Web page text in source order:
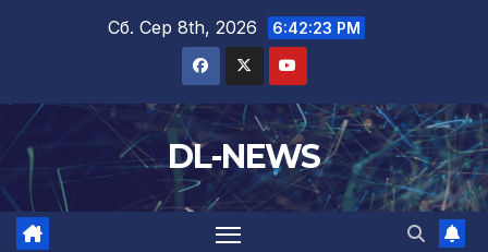
Сб. Сер 8th, 2026 6:42:24 PM
DL-NEWS